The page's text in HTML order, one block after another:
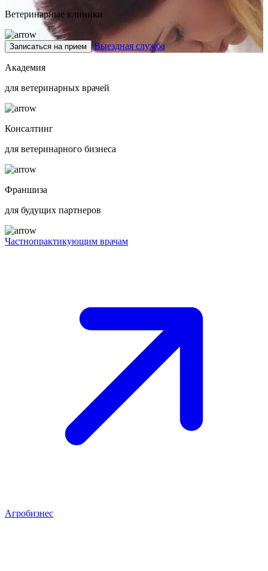
Ветеринарные клиники
Записаться на прием Выездная служба
Академия
для ветеринарных врачей
Консалтинг
для ветеринарного бизнеса
Франшиза
для будущих партнеров
Частнопрактикующим врачам
Агробизнес